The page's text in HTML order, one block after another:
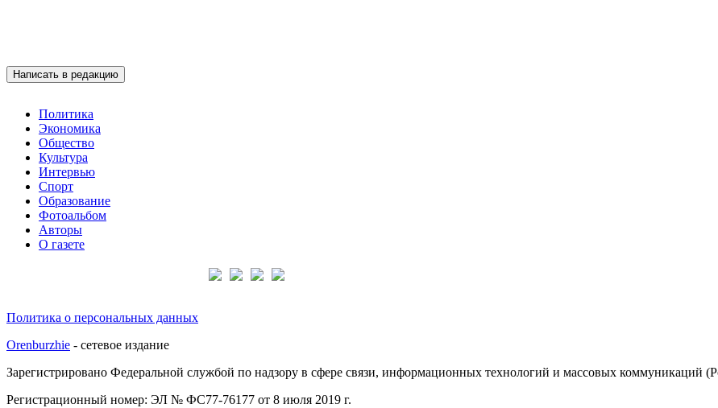
Написать в редакцию
Политика
Экономика
Общество
Культура
Интервью
Спорт
Образование
Фотоальбом
Авторы
О газете
Политика о персональных данных
Orenburzhie - сетевое издание
Зарегистрировано Федеральной службой по надзору в сфере связи, информационных технологий и массовых коммуникаций
Регистрационный номер: ЭЛ № ФС77-76177 от 8 июля 2019 г.